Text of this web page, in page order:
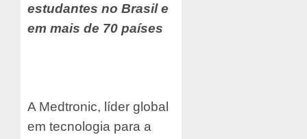
estudantes no Brasil e
em mais de 70 países
A Medtronic, líder global
em tecnologia para a